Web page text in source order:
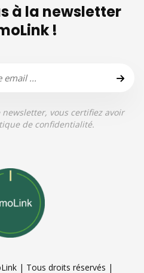
à la newsletter
!
vous certifiez avoir
de confidentialité.
| Tous droits réservés |